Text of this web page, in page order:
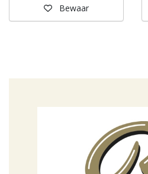
Bewaar